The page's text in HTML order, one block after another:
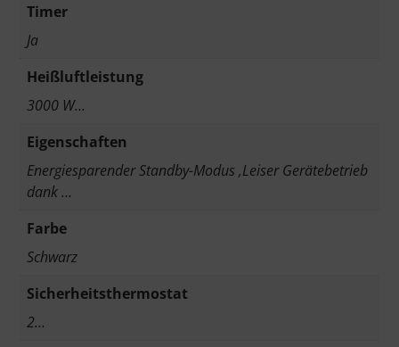
Timer
Ja
Heißluftleistung
3000 W…
Eigenschaften
Energiesparender Standby-Modus ,Leiser Gerätebetrieb
dank …
Farbe
Schwarz
Sicherheitsthermostat
2…